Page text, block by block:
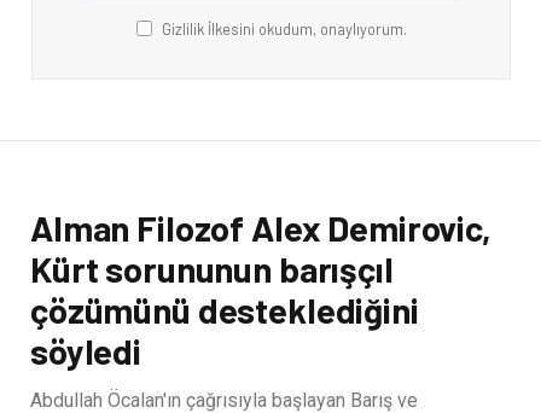
Gizlilik İlkesini okudum, onaylıyorum.
Alman Filozof Alex Demirovic,
Kürt sorununun barışçıl
çözümünü desteklediğini
söyledi
Abdullah Öcalan'ın çağrısıyla başlayan Barış ve